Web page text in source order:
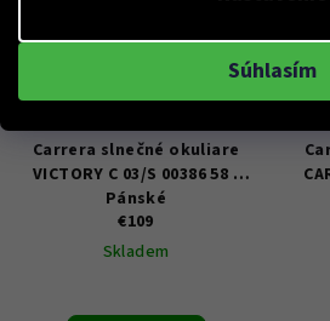
Súhlasím
Carrera slnečné okuliare
VICTORY C 03/S 00386 58 -
Pánské
€109
Skladem